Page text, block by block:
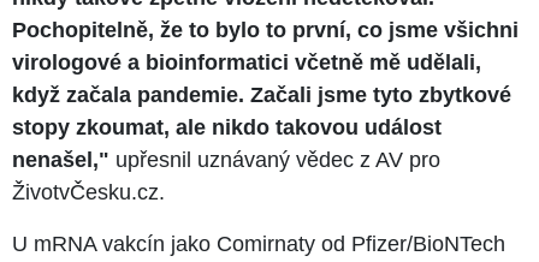
Pochopitelně, že to bylo to první, co jsme všichni
virologové a bioinformatici včetně mě udělali,
když začala pandemie. Začali jsme tyto zbytkové
stopy zkoumat, ale nikdo takovou událost
nenašel," upřesnil uznávaný vědec z AV pro
ŽivotvČesku.cz.
U mRNA vakcín jako Comirnaty od Pfizer/BioNTech